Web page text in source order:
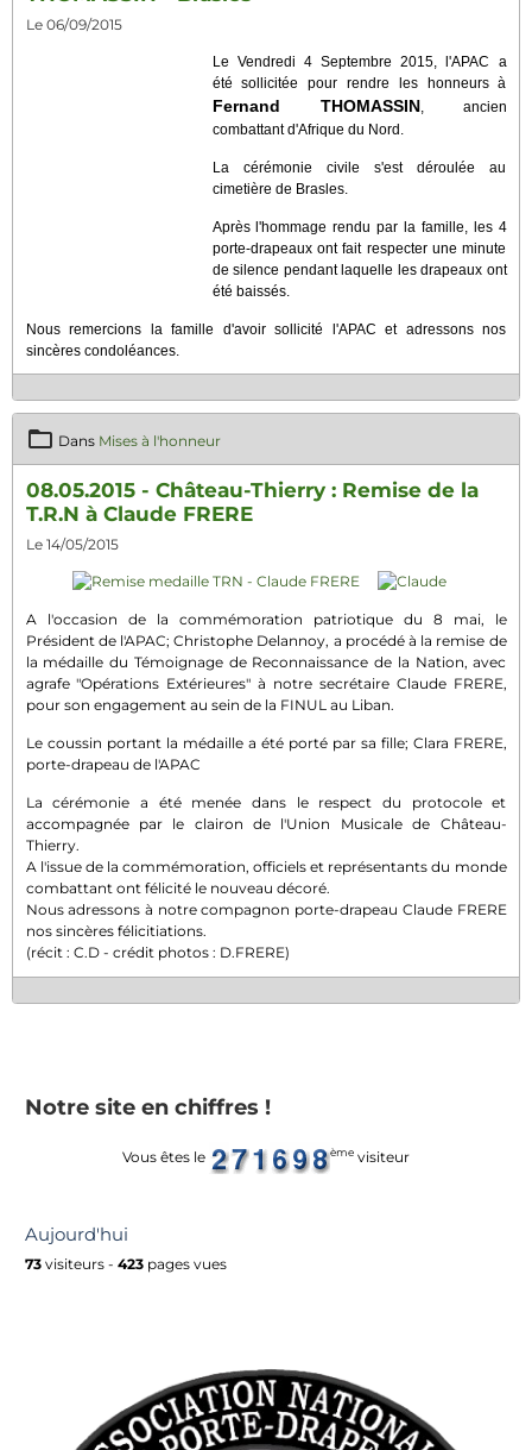
Le 06/09/2015
Le Vendredi 4 Septembre 2015, l'APAC a
été sollicitée pour rendre les honneurs à
Fernand THOMASSIN , ancien
combattant d'Afrique du Nord.
La cérémonie civile s'est déroulée au
cimetière de Brasles.
Après l'hommage rendu par la famille, les 4
porte-drapeaux ont fait respecter une minute
de silence pendant laquelle les drapeaux ont
été baissés.
Nous remercions la famille d'avoir sollicité l'APAC et adressons nos
sincères condoléances.
Dans Mises à l'honneur
08.05.2015 - Château-Thierry : Remise de la
T.R.N à Claude FRERE
Le 14/05/2015
A l'occasion de la commémoration patriotique du 8 mai, le
Président de l'APAC; Christophe Delannoy, a procédé à la remise de
la médaille du Témoignage de Reconnaissance de la Nation, avec
agrafe "Opérations Extérieures" à notre secrétaire Claude FRERE,
pour son engagement au sein de la FINUL au Liban.
Le coussin portant la médaille a été porté par sa fille; Clara FRERE,
porte-drapeau de l'APAC
La cérémonie a été menée dans le respect du protocole et
accompagnée par le clairon de l'Union Musicale de Château-
Thierry.
A l'issue de la commémoration, officiels et représentants du monde
combattant ont félicité le nouveau décoré.
Nous adressons à notre compagnon porte-drapeau Claude FRERE
nos sincères félicitiations.
(récit : C.D - crédit photos : D.FRERE)
Notre site en chiffres !
Vous êtes le ème visiteur
Aujourd'hui
73 visiteurs - 423 pages vues